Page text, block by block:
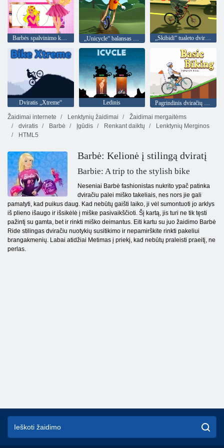
Barbės spalvinimo knygos „Unicycle“ balansas 3D „Skibidi“ tualeto dviračių važiavimas
Dviratis „Xtreme“ Ledinis
Pagrindinis dviračių sportas
Žaidimai internete
Lenktynių žaidimai
Žaidimai mergaitėms
dviratis
Barbė Įgūdis Renkant daiktų
Lenktynių Merginos
HTML5
Barbė: Kelionė į stilingą dviratį
Barbie: A trip to the stylish bike
Neseniai Barbė fashionistas nukrito ypač patinka
dviračiu palei miško takeliais, nes nors jie gali
pamatyti, kad puikus daug. Kad nebūtų gaišti laiko, ji vėl sumontuoti jo arklys
iš plieno išaugo ir išsikėlė į miške pasivaikščioti. Šį kartą, jis turi ne tik tęsti
pažintį su gamta, bet ir rinkti miško deimantus. Eiti kartu su juo žaidimo Barbė
Ride stilingas dviračiu nuotykių susitikimo ir nepamirškite rinkti pakeliui
brangakmenių. Labai atidžiai Metimas į priekį, kad nebūtų praleisti praeitį, ne
perlas.